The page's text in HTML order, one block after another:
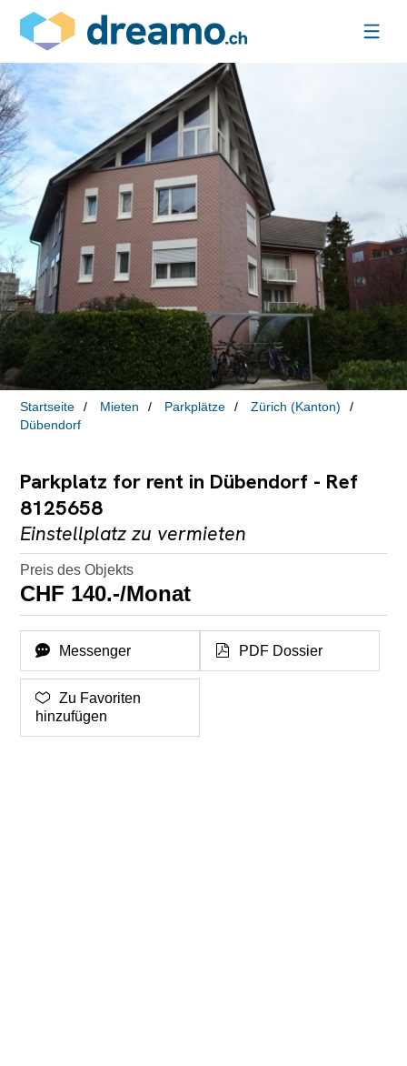
Startseite Mieten Parkplätze
Zürich (Kanton)
Dübendorf
Parkplatz for rent in Dübendorf - Ref
8125658
Einstellplatz zu vermieten
Preis des Objekts
CHF 140.-/Monat
Messenger PDF Dossier
Zu Favoriten
hinzufügen